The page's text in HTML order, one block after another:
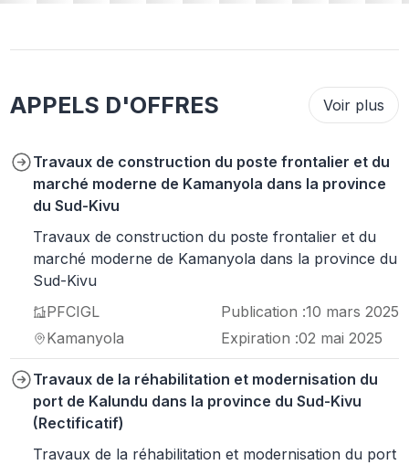
APPELS D'OFFRES Voir plus
Travaux de construction du poste frontalier et du
marché moderne de Kamanyola dans la province
du Sud-Kivu
Travaux de construction du poste frontalier et du
marché moderne de Kamanyola dans la province du
Sud-Kivu
PFCIGL
Kamanyola
Publication :10 mars 2025
Expiration :02 mai 2025
Travaux de la réhabilitation et modernisation du
port de Kalundu dans la province du Sud-Kivu
(Rectificatif)
Travaux de la réhabilitation et modernisation du port